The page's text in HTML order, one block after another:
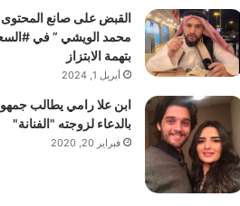
القبض على صانع
محمد الويشي ” في
بتهمة الابتزاز
أبريل 1, 2024
ابن علا رامي يطالب
بالدعاء لزوجته "الفنانة"
فبراير 20, 2020